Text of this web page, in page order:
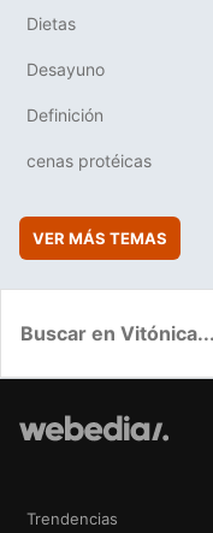
Dietas
Desayuno
Definición
cenas protéicas
VER MÁS TEMAS
Trendencias